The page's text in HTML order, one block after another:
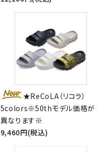
★ReCoLA（リコラ）
5colors※50thモデル価格が
異なります※
9,460円(税込)